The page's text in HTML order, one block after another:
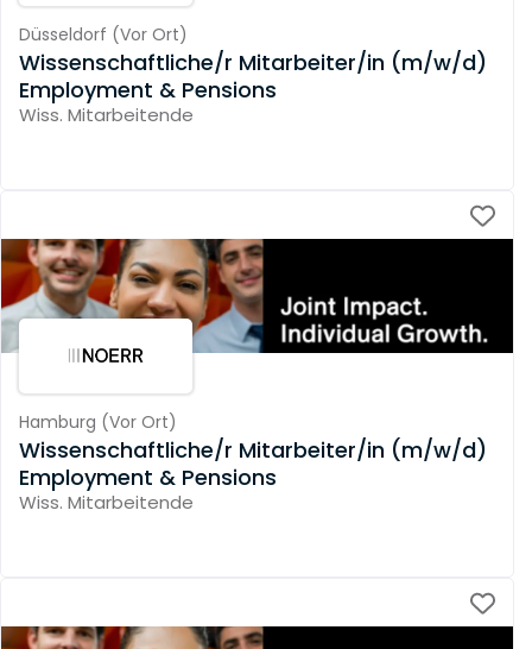
Düsseldorf (Vor Ort)
Wissenschaftliche/r Mitarbeiter/in (m/w/d)
Employment & Pensions
Wiss. Mitarbeitende
Hamburg (Vor Ort)
Wissenschaftliche/r Mitarbeiter/in (m/w/d)
Employment & Pensions
Wiss. Mitarbeitende